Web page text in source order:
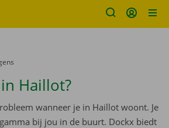
Haillot?
wanneer je in Haillot woont. Je
bij jou in de buurt. Dockx biedt